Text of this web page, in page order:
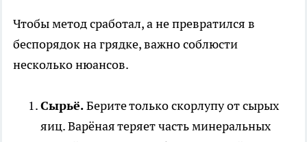
Чтобы метод сработал, а не превратился в
беспорядок на грядке, важно соблюсти
несколько нюансов.
Сырьё.Берите только скорлупу от сырых
яиц. Варёная теряет часть минеральных